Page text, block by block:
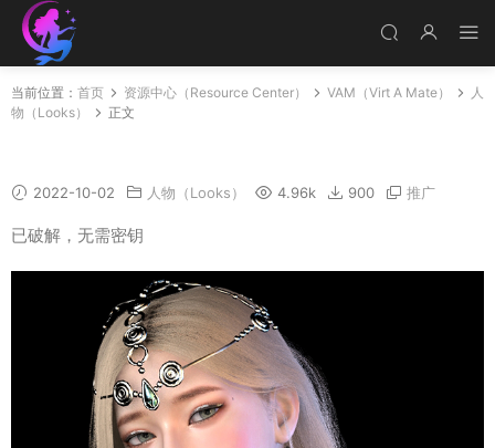
当前位置： 首页 资源中心（Resource Center） VAM（Virt A Mate）
人
物（Looks）
正文
2022-10-02 人物（Looks） 4.96k 900 推广
已破解，无需密钥